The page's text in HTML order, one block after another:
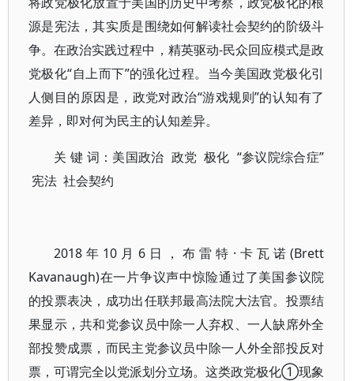
源是宪法，其实质是围绕如何解读社会契约的阶级斗
争。在政治实践过程中，精英驱动-民众回应模式是政
党极化“自上而下”的强化过程。当今美国政党极化引
人侧目的原因是，政党对政治“游戏规则”的认知有了
差异，即对何为民主的认知差异。
关 键 词：美国政治 政党 极化 “参议院综合症”
宪法 社会契约
2018年10月6日，布雷特·卡瓦诺(Brett
Kavanaugh)在一片争议声中惊险通过了美国参议院
的投票表决，成功出任联邦最高法院大法官。投票结
果显示，共和党参议员中除一人弃权、一人缺席外全
部投赞成票，而民主党参议员中除一人外全部投反对
票，可谓完全以党派划分立场。这类政党极化①现象